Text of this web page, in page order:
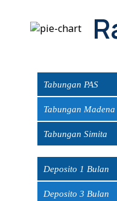
Tabungan PAS
Tabungan Madena
Tabungan Simita
Deposito 1 Bulan
Deposito 3 Bulan